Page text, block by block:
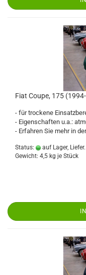
Fiat Coupe, 175
- für trockene
- Eigenschaften u.a.:
- Erfahren Sie mehr in
Status: auf Lager,
Gewicht: 4,5 kg je Stück